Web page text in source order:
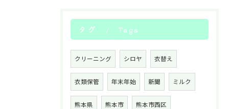
タグ Tags
クリーニング シロヤ 衣替え
衣類保管 年末年始 新聞 ミルク
熊本県 熊本市 熊本市西区